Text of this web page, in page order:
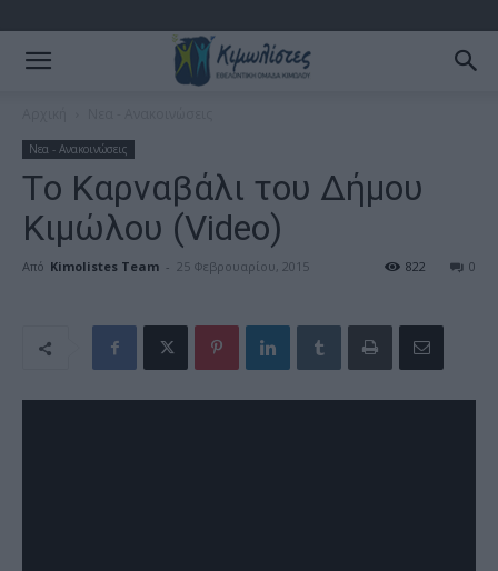
Νεα - Ανακοινώσεις
Tο Καρναβάλι του Δήμου
Κιμώλου (Video)
Από Kimolistes Team - 25 Φεβρουαρίου, 2015 0
822